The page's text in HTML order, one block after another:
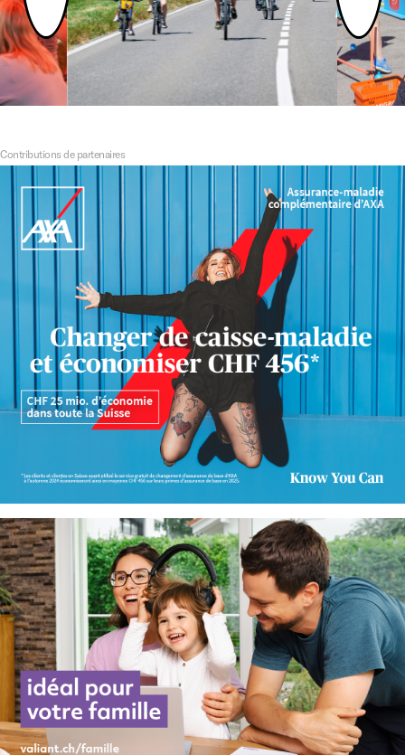
Contributions de partenaires